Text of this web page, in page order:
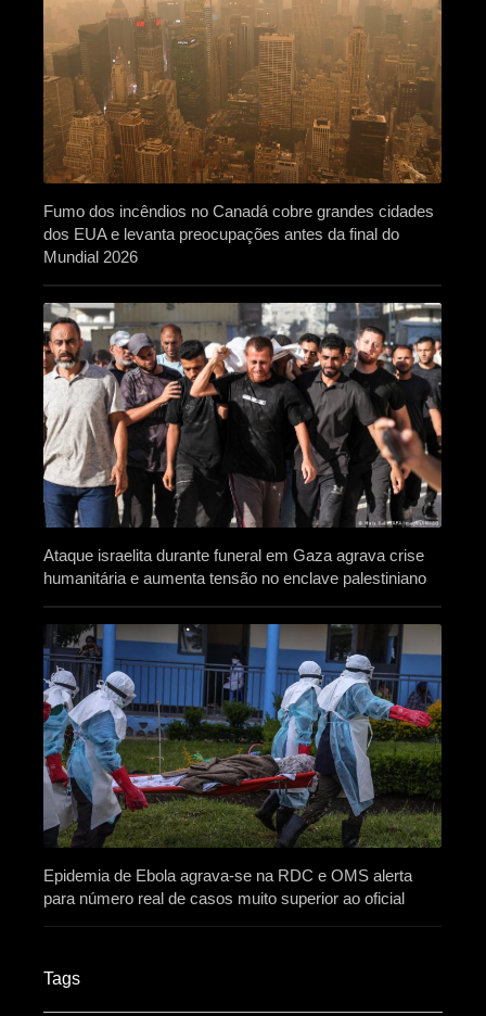
Fumo dos incêndios no Canadá cobre grandes cidades
dos EUA e levanta preocupações antes da final do
Mundial 2026
Ataque israelita durante funeral em Gaza agrava crise
humanitária e aumenta tensão no enclave palestiniano
Epidemia de Ebola agrava-se na RDC e OMS alerta
para número real de casos muito superior ao oficial
Tags